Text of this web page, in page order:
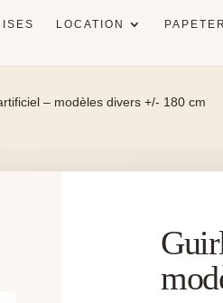
LOCATION
– modèles divers +/- 180 cm